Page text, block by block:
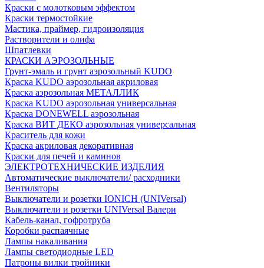
Краски с молотковым эффектом
Краски термостойкие
Мастика, праймер, гидроизоляция
Растворители и олифа
Шпатлевки
КРАСКИ АЭРОЗОЛЬНЫЕ
Грунт-эмаль и грунт аэрозольный KUDO
Краска KUDO аэрозольная акриловая
Краска аэрозольная МЕТАЛЛИК
Краска KUDO аэрозольная универсальная
Краска DONEWELL аэрозольная
Краска ВИТ ДЕКО аэрозольная универсальная
Краситель для кожи
Краска акриловая декоративная
Краски для печей и каминов
ЭЛЕКТРОТЕХНИЧЕСКИЕ ИЗДЕЛИЯ
Автоматические выключатели/ расходники
Вентиляторы
Выключатели и розетки IONICH (UNIVersal)
Выключатели и розетки UNIVersal Валери
Кабель-канал, гофротруба
Коробки распаячные
Лампы накаливания
Лампы светодиодные LED
Патроны вилки тройники